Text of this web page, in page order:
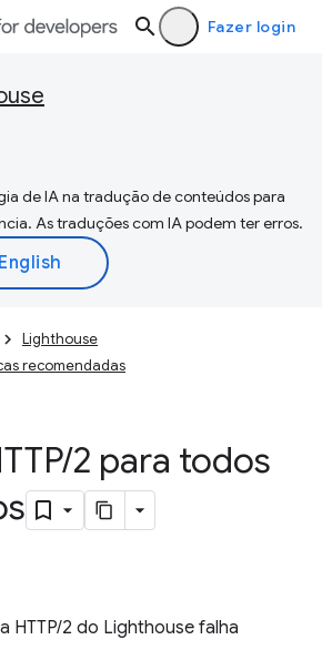
Fazer login
de IA na tradução de conteúdos para
As traduções com IA podem ter erros.
Lighthouse
recomendadas
/2 para todos
HTTP/2 do Lighthouse falha